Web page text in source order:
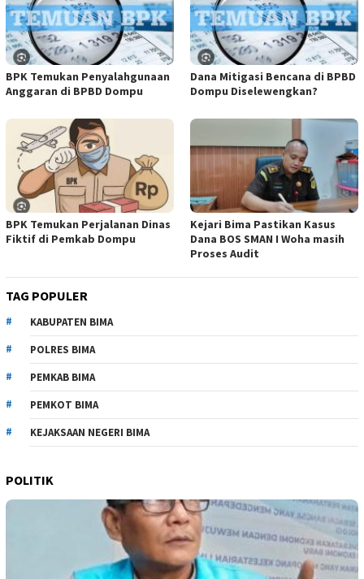
BPK Temukan Penyalahgunaan
Anggaran di BPBD Dompu
Dana Mitigasi Bencana di BPBD
Dompu Diselewengkan?
BPK Temukan Perjalanan Dinas
Fiktif di Pemkab Dompu
Kejari Bima Pastikan Kasus
Dana BOS SMAN I Woha masih
Proses Audit
TAG POPULER
KABUPATEN BIMA
POLRES BIMA
PEMKAB BIMA
PEMKOT BIMA
KEJAKSAAN NEGERI BIMA
POLITIK